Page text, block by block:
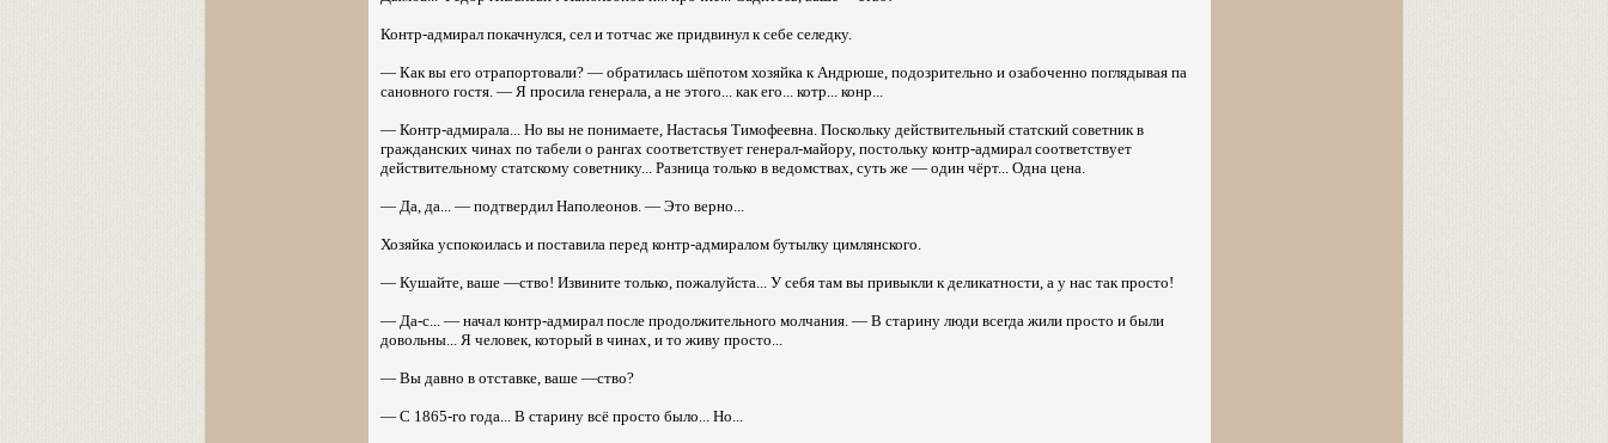
Контр-адмирал покачнулся, сел и тотчас же придвинул к себе селедку.
— Как вы его отрапортовали? — обратилась шёпотом хозяйка к Андрюше, подозрительно и озабоченно поглядывая па
сановного гостя. — Я просила генерала, а не этого... как его... котр... конр...
— Контр-адмирала... Но вы не понимаете, Настасья Тимофеевна. Поскольку действительный статский советник в
гражданских чинах по табели о рангах соответствует генерал-майору, постольку контр-адмирал соответствует
действительному статскому советнику... Разница только в ведомствах, суть же — один чёрт... Одна цена.
— Да, да... — подтвердил Наполеонов. — Это верно...
Хозяйка успокоилась и поставила перед контр-адмиралом бутылку цимлянского.
— Кушайте, ваше —ство! Извините только, пожалуйста... У себя там вы привыкли к деликатности, а у нас так просто!
— Да-с... — начал контр-адмирал после продолжительного молчания. — В старину люди всегда жили просто и были
довольны... Я человек, который в чинах, и то живу просто...
— Вы давно в отставке, ваше —ство?
— С 1865-го года... В старину всё просто было... Но...